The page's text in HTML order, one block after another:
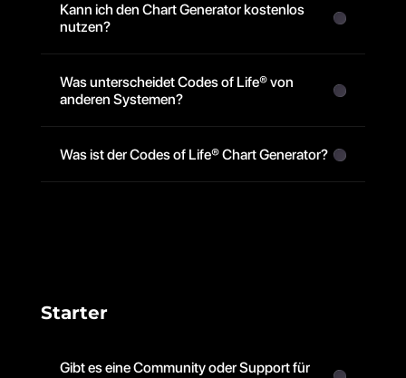
Kann ich den Chart Generator kostenlos
nutzen?
Was unterscheidet Codes of Life® von
anderen Systemen?
Was ist der Codes of Life® Chart Generator?
Starter
Gibt es eine Community oder Support für